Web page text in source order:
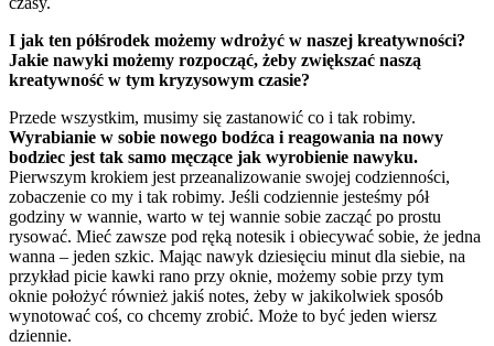
I jak ten półśrodek możemy wdrożyć w naszej kreatywności?
Jakie nawyki możemy rozpocząć, żeby zwiększać naszą
kreatywność w tym kryzysowym czasie?
Przede wszystkim, musimy się zastanowić co i tak robimy.
Wyrabianie w sobie nowego bodźca i reagowania na nowy
bodziec jest tak samo męczące jak wyrobienie nawyku.
Pierwszym krokiem jest przeanalizowanie swojej codzienności,
zobaczenie co my i tak robimy. Jeśli codziennie jesteśmy pół
godziny w wannie, warto w tej wannie sobie zacząć po prostu
rysować. Mieć zawsze pod ręką notesik i obiecywać sobie, że jedna
wanna – jeden szkic. Mając nawyk dziesięciu minut dla siebie, na
przykład picie kawki rano przy oknie, możemy sobie przy tym
oknie położyć również jakiś notes, żeby w jakikolwiek sposób
wynotować coś, co chcemy zrobić. Może to być jeden wiersz
dziennie.